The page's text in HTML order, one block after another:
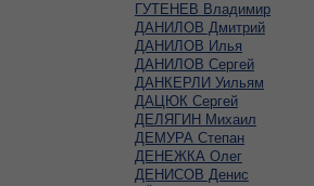
ГУТЕНЕВ Владимир
ДАНИЛОВ Дмитрий
ДАНИЛОВ Илья
ДАНИЛОВ Сергей
ДАНКЕРЛИ Уильям
ДАЦЮК Сергей
ДЕЛЯГИН Михаил
ДЕМУРА Степан
ДЕНЕЖКА Олег
ДЕНИСОВ Денис